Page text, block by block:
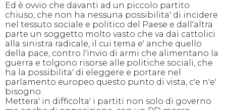
Ed è ovvio che davanti ad un piccolo partito
chiuso, che non ha nessuna possibilita' di incidere
nel tessuto sociale e politico del Paese e dall'altra
parte un soggetto molto vasto che va dai cattolici
alla sinistra radicale, il cui tema e' anche quello
della pace, contro l'invio di armi che alimentano la
guerra e tolgono risorse alle politiche sociali, che
ha la possibilita' di eleggere e portare nel
parlamento europeo questo punto di vista, c'e n'e'
bisogno.
Mettera' in difficolta' i partiti non solo di governo